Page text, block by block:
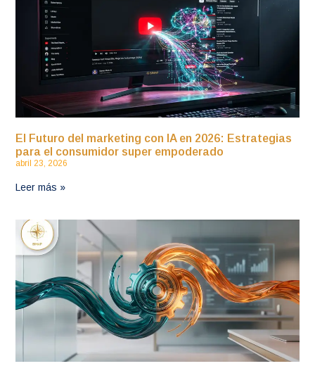
El Futuro del marketing con IA en 2026: Estrategias
para el consumidor super empoderado
abril 23, 2026
Leer más »